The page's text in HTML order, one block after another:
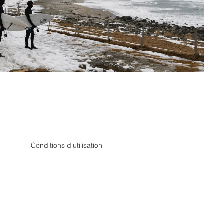
Conditions d'utilisation